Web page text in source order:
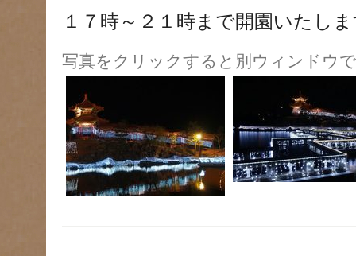
１７時～２１時まで開園いたし
写真をクリックすると別ウィンドウ